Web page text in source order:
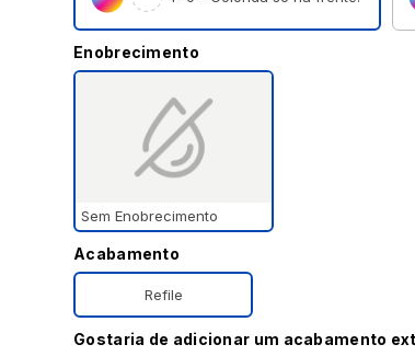
Enobrecimento
Sem Enobrecimento
Acabamento
Refile
Gostaria de adicionar um acabamento